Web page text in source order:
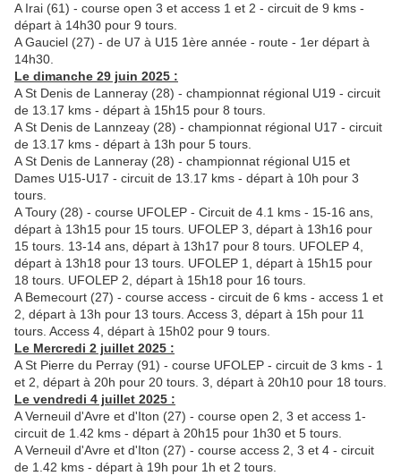
A Irai (61) - course open 3 et access 1 et 2 - circuit de 9 kms -
départ à 14h30 pour 9 tours.
A Gauciel (27) - de U7 à U15 1ère année - route - 1er départ à
14h30.
Le dimanche 29 juin 2025 :
A St Denis de Lanneray (28) - championnat régional U19 - circuit
de 13.17 kms - départ à 15h15 pour 8 tours.
A St Denis de Lannzeay (28) - championnat régional U17 - circuit
de 13.17 kms - départ à 13h pour 5 tours.
A St Denis de Lanneray (28) - championnat régional U15 et
Dames U15-U17 - circuit de 13.17 kms - départ à 10h pour 3
tours.
A Toury (28) - course UFOLEP - Circuit de 4.1 kms - 15-16 ans,
départ à 13h15 pour 15 tours. UFOLEP 3, départ à 13h16 pour
15 tours. 13-14 ans, départ à 13h17 pour 8 tours. UFOLEP 4,
départ à 13h18 pour 13 tours. UFOLEP 1, départ à 15h15 pour
18 tours. UFOLEP 2, départ à 15h18 pour 16 tours.
A Bemecourt (27) - course access - circuit de 6 kms - access 1 et
2, départ à 13h pour 13 tours. Access 3, départ à 15h pour 11
tours. Access 4, départ à 15h02 pour 9 tours.
Le Mercredi 2 juillet 2025 :
A St Pierre du Perray (91) - course UFOLEP - circuit de 3 kms - 1
et 2, départ à 20h pour 20 tours. 3, départ à 20h10 pour 18 tours.
Le vendredi 4 juillet 2025 :
A Verneuil d'Avre et d'Iton (27) - course open 2, 3 et access 1-
circuit de 1.42 kms - départ à 20h15 pour 1h30 et 5 tours.
A Verneuil d'Avre et d'Iton (27) - course access 2, 3 et 4 - circuit
de 1.42 kms - départ à 19h pour 1h et 2 tours.